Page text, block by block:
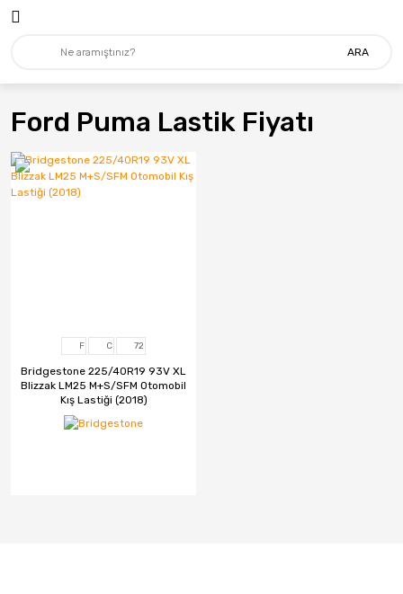
ARA
Ford Puma Lastik Fiyatı
F C 72
Bridgestone 225/40R19 93V XL
Blizzak LM25 M+S/SFM Otomobil
Kış Lastiği (2018)